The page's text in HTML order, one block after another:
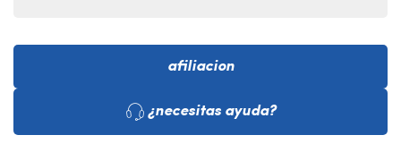
afiliacion
¿necesitas ayuda?